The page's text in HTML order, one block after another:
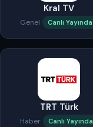
Kral TV
Genel Canlı Yayında
TRT Türk
Haber Canlı Yayında